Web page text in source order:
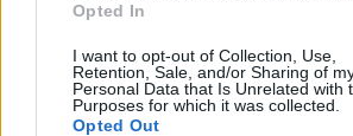
Opted In
I want to opt-out of Collection, Use,
Retention, Sale, and/or Sharing of
Personal Data that Is Unrelated with
Purposes for which it was collected.
Opted Out
varrást és a stoppolást, s ki-ki be
kapcsolódhat a munkafolyamatok
elsajátításába.